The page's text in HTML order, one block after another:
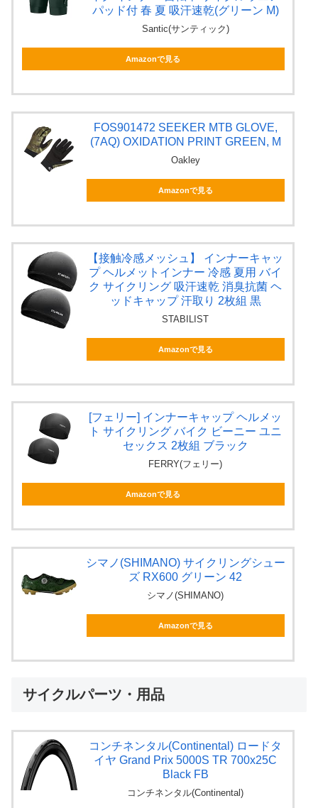
パッド付 春 夏 吸汗速乾(グリーン M)
Santic(サンティック)
Amazonで見る
FOS901472 SEEKER MTB GLOVE,
(7AQ) OXIDATION PRINT GREEN, M
Oakley
Amazonで見る
【接触冷感メッシュ】 インナーキャッ
プ ヘルメットインナー 冷感 夏用 バイ
ク サイクリング 吸汗速乾 消臭抗菌 ヘ
ッドキャップ 汗取り 2枚組 黒
STABILIST
Amazonで見る
[フェリー] インナーキャップ ヘルメッ
ト サイクリング バイク ビーニー ユニ
セックス 2枚組 ブラック
FERRY(フェリー)
Amazonで見る
シマノ(SHIMANO) サイクリングシュー
ズ RX600 グリーン 42
シマノ(SHIMANO)
Amazonで見る
サイクルパーツ・用品
コンチネンタル(Continental) ロードタ
イヤ Grand Prix 5000S TR 700x25C
Black FB
コンチネンタル(Continental)